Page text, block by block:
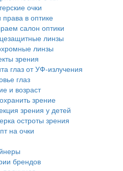
очки
в оптике
салон оптики
линзы
линзы
зрения
глаз от УФ-излучения
глаз
и возраст
зрение
зрения у детей
остроты зрения
на очки
брендов